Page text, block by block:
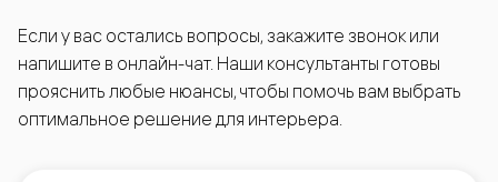
Если у вас остались вопросы, закажите звонок или
напишите в онлайн-чат. Наши консультанты готовы
прояснить любые нюансы, чтобы помочь вам выбрать
оптимальное решение для интерьера.